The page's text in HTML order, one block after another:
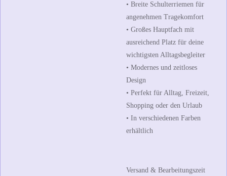
• Breite Schulterriemen für
angenehmen Tragekomfort
• Großes Hauptfach mit
ausreichend Platz für deine
wichtigsten Alltagsbegleiter
• Modernes und zeitloses
Design
• Perfekt für Alltag, Freizeit,
Shopping oder den Urlaub
• In verschiedenen Farben
erhältlich
Versand & Bearbeitungszeit